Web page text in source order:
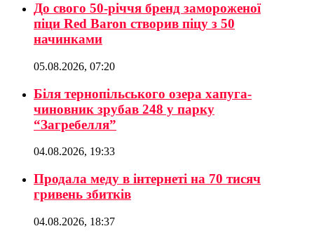
До свого 50-річчя бренд замороженої
піци Red Baron створив піцу з 50
начинками
05.08.2026, 07:20
Біля тернопільського озера хапуга-
чиновник зрубав 248 у парку
“Загребелля”
04.08.2026, 19:33
Продала меду в інтернеті на 70 тисяч
гривень збитків
04.08.2026, 18:37